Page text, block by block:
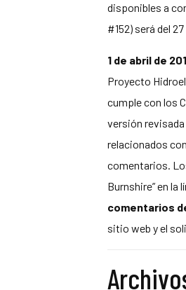
disponibles a
#152) será del
1 de abril de
Proyecto
cumple con los
versión revisada
relacionados
comentarios.
Burnshire” en
comentarios
sitio web y el